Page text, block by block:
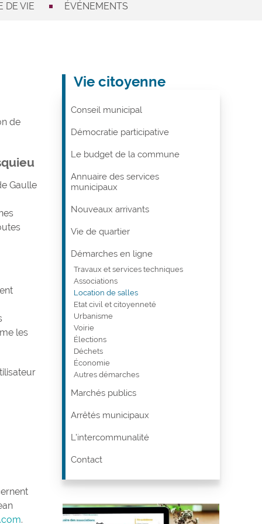
DE VIE ÉVÉNEMENTS
de
Gaulle
les
.
Vie citoyenne
Conseil municipal
Démocratie participative
Le budget de la commune
Annuaire des services
municipaux
Nouveaux arrivants
Vie de quartier
Démarches en ligne
Travaux et services techniques
Associations
Location de salles
Etat civil et citoyenneté
Urbanisme
Voirie
Élections
Déchets
Économie
Autres démarches
Marchés publics
Arrêtés municipaux
L’intercommunalité
Contact